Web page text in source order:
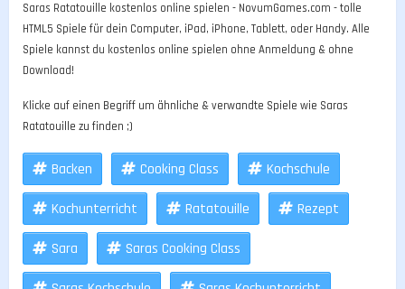
Saras Ratatouille kostenlos online spielen - NovumGames.com - tolle
HTML5 Spiele für dein Computer, iPad, iPhone, Tablett, oder Handy. Alle
Spiele kannst du kostenlos online spielen ohne Anmeldung & ohne
Download!
Klicke auf einen Begriff um ähnliche & verwandte Spiele wie Saras
Ratatouille zu finden ;)
Backen Cooking Class Kochschule
Kochunterricht Ratatouille Rezept
Sara Saras Cooking Class